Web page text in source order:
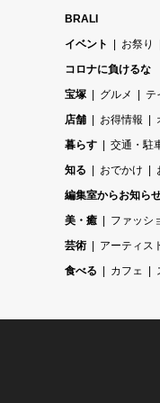
BRALI
イベント
お祭り
コロナに負けるな
宝塚
グルメ テ
店舗
お得情報
暮らす
交通・駐
知る
おでかけ
編集室からお知ら
美・癒
ファッシ
芸術
アーティス
食べる
カフェ